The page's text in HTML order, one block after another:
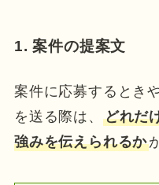
1. 案件の提案文
案件に応募するとき
を送る際は、 どれだ
強みを伝えられるか